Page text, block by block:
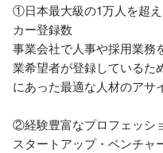
①日本最大級の1万人を超
カー登録数
事業会社で人事や採用業務
業希望者が登録しているた
にあった最適な人材のアサ
②経験豊富なプロフェッシ
スタートアップ・ベンチ